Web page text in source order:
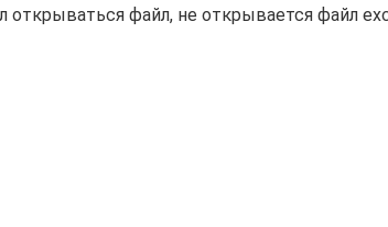
открываться файл, не открывается файл